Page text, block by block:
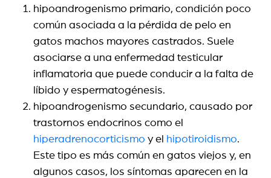
hipoandrogenismo primario, condición poco
común asociada a la pérdida de pelo en
gatos machos mayores castrados. Suele
asociarse a una enfermedad testicular
inflamatoria que puede conducir a la falta de
líbido y espermatogénesis.
hipoandrogenismo secundario, causado por
trastornos endocrinos como el
hiperadrenocorticismo y el hipotiroidismo.
Este tipo es más común en gatos viejos y, en
algunos casos, los síntomas aparecen en la